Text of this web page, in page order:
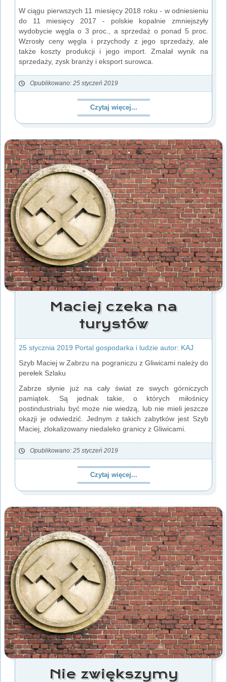
W ciągu pierwszych 11 miesięcy 2018 roku - w odniesieniu
do 11 miesięcy 2017 - polskie kopalnie zmniejszyły
wydobycie węgla o 3 proc., a sprzedaż o ponad 5 proc.
Wzrosły ceny węgla i przychody z jego sprzedaży, ale
także koszty produkcji i jego import. Zmalał wynik na
sprzedaży, zysk branży i eksport surowca.
Opublikowano: 25 styczeń 2019
Czytaj więcej...
Maciej czeka na
turystów
25 stycznia 2019 Portal gospodarka i ludzie autor: KAJ
Szyb Maciej w Zabrzu na pograniczu z Gliwicami należy do
perełek Szlaku
Zabrze słynie już na cały świat ze swych górniczych
pamiątek. Są jednak takie, o których miłośnicy
postindustrialu być może nie wiedzą, lub nie mieli jeszcze
okazji je odwiedzić. Jednym z takich zabytków jest Szyb
Maciej, zlokalizowany niedaleko granicy z Gliwicami.
Opublikowano: 25 styczeń 2019
Czytaj więcej...
Nie zwiększymy